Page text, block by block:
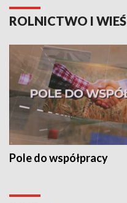
ROLNICTWO I WIEŚ
Pole do współpracy